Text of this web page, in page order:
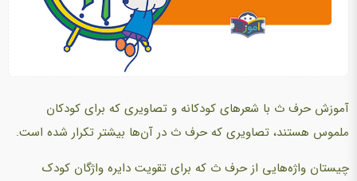
آموزش حرف ث با شعرهای کودکانه و تصاویری که برای کودکان
ملموس هستند، تصاویری که حرف ث در آن‌ها بیشتر تکرار شده است.
چیستان‌ واژه‌هایی از حرف ث که برای تقویت دایره واژگان کودک